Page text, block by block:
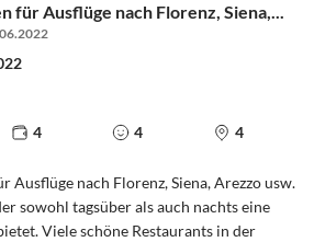
für Ausflüge nach Florenz, Siena,...
4 4 4
Ausflüge nach Florenz, Siena, Arezzo usw.
sowohl tagsüber als auch nachts eine
Viele schöne Restaurants in der